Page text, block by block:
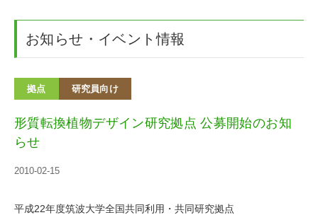
お知らせ・イベント情報
拠点 研究員向け
形質転換植物デザイン研究拠点 公募開始のお知
らせ
2010-02-15
平成22年度筑波大学全国共同利用・共同研究拠点